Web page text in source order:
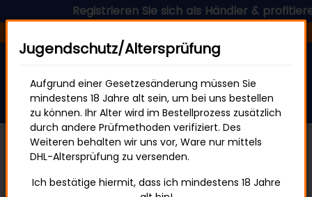
Registrieren Sie sich als Händler &
Aktivkohlefilter
Jugendschutz/Altersprüfung
Aufgrund einer Gesetzesänderung müssen Sie
mindestens 18 Jahre alt sein, um bei uns bestellen
zu können. Ihr Alter wird im Bestellprozess zusätzlich
durch andere Prüfmethoden verifiziert. Des
Weiteren behalten wir uns vor, Ware nur mittels
DHL-Altersprüfung zu versenden.
Ich bestätige hiermit, dass ich mindestens 18 Jahre